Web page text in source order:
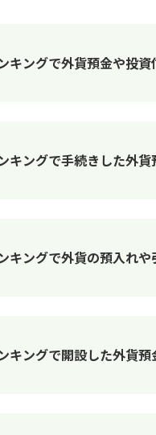
キングで外貨預金や投
キングで手続きした外
キングで外貨の預入れ
キングで開設した外貨